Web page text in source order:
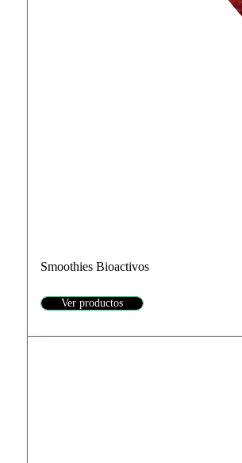
Smoothies Bioactivos
Ver productos